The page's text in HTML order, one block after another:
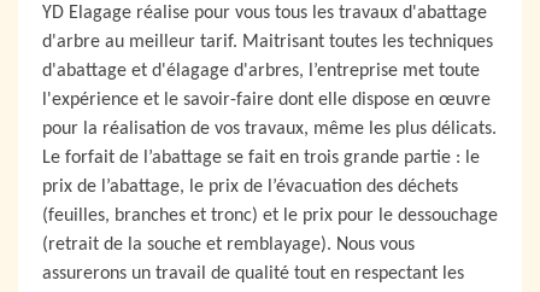
YD Elagage réalise pour vous tous les travaux d'abattage
d'arbre au meilleur tarif. Maitrisant toutes les techniques
d'abattage et d'élagage d'arbres, l’entreprise met toute
l'expérience et le savoir-faire dont elle dispose en œuvre
pour la réalisation de vos travaux, même les plus délicats.
Le forfait de l’abattage se fait en trois grande partie : le
prix de l’abattage, le prix de l’évacuation des déchets
(feuilles, branches et tronc) et le prix pour le dessouchage
(retrait de la souche et remblayage). Nous vous
assurerons un travail de qualité tout en respectant les